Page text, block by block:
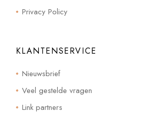
Privacy Policy
KLANTENSERVICE
Nieuwsbrief
Veel gestelde vragen
Link partners